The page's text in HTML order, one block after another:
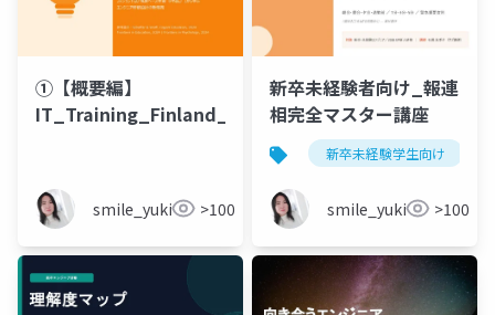
①【概要編】
IT_Training_Finland_PhBL
smile_yukiko_it>100
新卒未経験者向け_報連
相完全マスター講座
新卒未経験学生向け
smile_yukiko_it>100